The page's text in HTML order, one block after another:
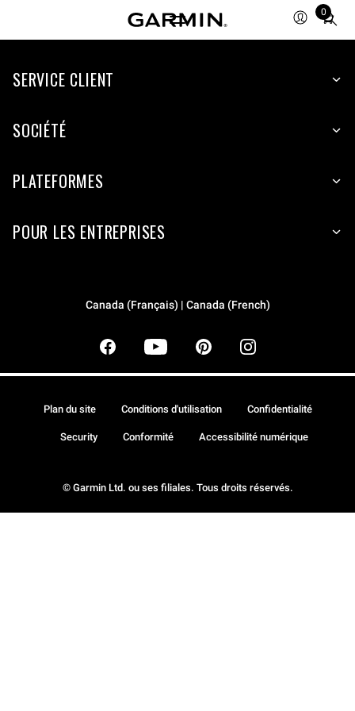
0
Total
items
cart:
SERVICE CLIENT
SOCIÉTÉ
PLATEFORMES
POUR LES ENTREPRISES
Canada (Français) | Canada (French)
© Garmin Ltd. ou ses filiales. Tous droits réservés.
Plan du site Conditions d'utilisation Confidentialité
Security Conformité Accessibilité numérique